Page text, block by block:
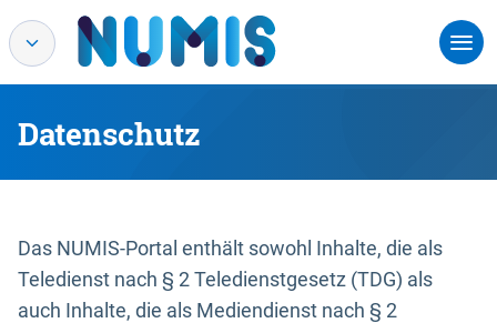
Datenschutz
Das NUMIS-Portal enthält sowohl Inhalte, die als
Teledienst nach § 2 Teledienstgesetz (TDG) als
auch Inhalte, die als Mediendienst nach § 2